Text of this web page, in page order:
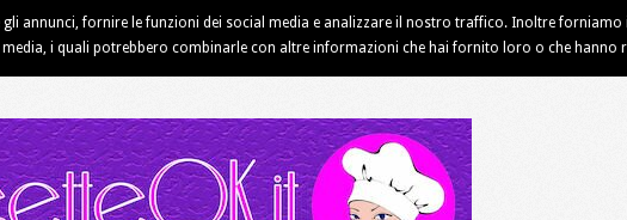
CONTATTI INFORMATIVA COOKIE NOTE LEGALI
annunci, fornire le funzioni dei social media e analizzare il nostro traffico. Inoltre
media, i quali potrebbero combinarle con altre informazioni che hai fornito loro o che hanno